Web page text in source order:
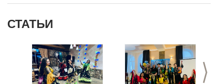
СТАТЬИ
>